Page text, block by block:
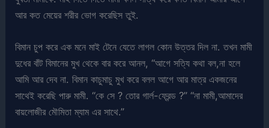
আর কত মেয়ের শরীর ভোগ করেছিস তুই.
বিমান চুপ করে এক মনে মাই টেনে যেতে লাগল কোন উত্তর দিল না. তখন মামী
দুধের বাঁট বিমানের মুখ থেকে বার করে আনল, “আগে সত্যি কথা বল,না হলে
আমি আর দেব না. বিমান কাচুমাচু মুখ করে বলল আগে আর মাত্র একজনের
সাথেই করেছি পারু মামী. “কে সে ? তোর গার্ল-ফ্রেন্ড ?” “না মামী,আমাদের
বায়লোজীর মৌমিতা ম্যাম এর সাথে.”